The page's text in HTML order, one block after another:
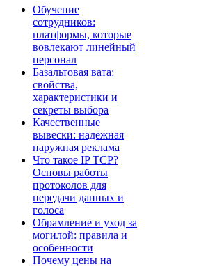
Обучение
сотрудников:
платформы, которые
вовлекают линейный
персонал
Базальтовая вата:
свойства,
характеристики и
секреты выбора
Качественные
вывески: надёжная
наружная реклама
Что такое IP TCP?
Основы работы
протоколов для
передачи данных и
голоса
Обрамление и уход за
могилой: правила и
особенности
Почему цены на